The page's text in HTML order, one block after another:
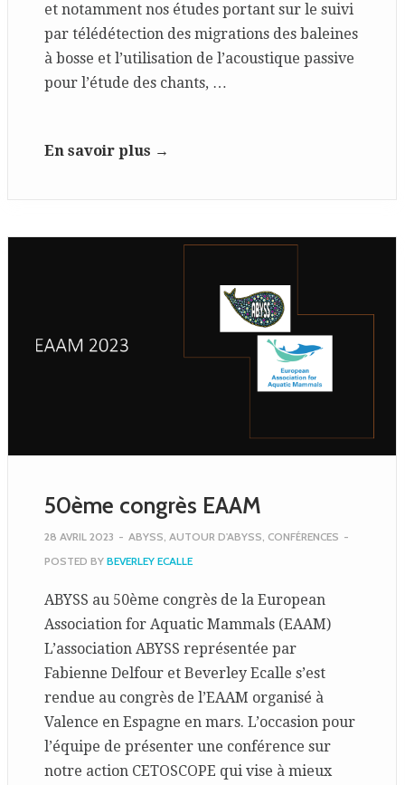
et notamment nos études portant sur le suivi
par télédétection des migrations des baleines
à bosse et l’utilisation de l’acoustique passive
pour l’étude des chants, …
En savoir plus →
50ème congrès EAAM
28 AVRIL 2023 - ABYSS, AUTOUR D'ABYSS, CONFÉRENCES -
POSTED BY BEVERLEY ECALLE
ABYSS au 50ème congrès de la European
Association for Aquatic Mammals (EAAM)
L’association ABYSS représentée par
Fabienne Delfour et Beverley Ecalle s’est
rendue au congrès de l’EAAM organisé à
Valence en Espagne en mars. L’occasion pour
l’équipe de présenter une conférence sur
notre action CETOSCOPE qui vise à mieux